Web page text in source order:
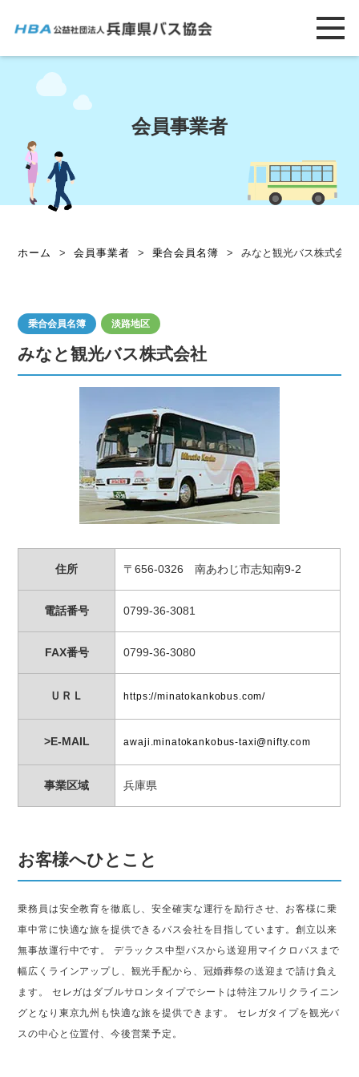
会員事業者
ホーム > 会員事業者 > 乗合会員名簿 > みなと観光バス株式会社
みなと観光バス株式会社
乗合会員名簿 淡路地区
住所 〒656-0326 南あわじ市志知南9-2
電話番号 0799-36-3081
FAX番号 0799-36-3080
ＵＲＬ https://minatokankobus.com/
>E-MAIL awaji.minatokankobus-taxi@nifty.com
事業区域 兵庫県
お客様へひとこと
乗務員は安全教育を徹底し、安全確実な運行を励行させ、お客様に乗
車中常に快適な旅を提供できるバス会社を目指しています。創立以来
無事故運行中です。 デラックス中型バスから送迎用マイクロバスまで
幅広くラインアップし、観光手配から、冠婚葬祭の送迎まで請け負え
ます。 セレガはダブルサロンタイプでシートは特注フルリクライニン
グとなり東京九州も快適な旅を提供できます。 セレガタイプを観光バ
スの中心と位置付、今後営業予定。